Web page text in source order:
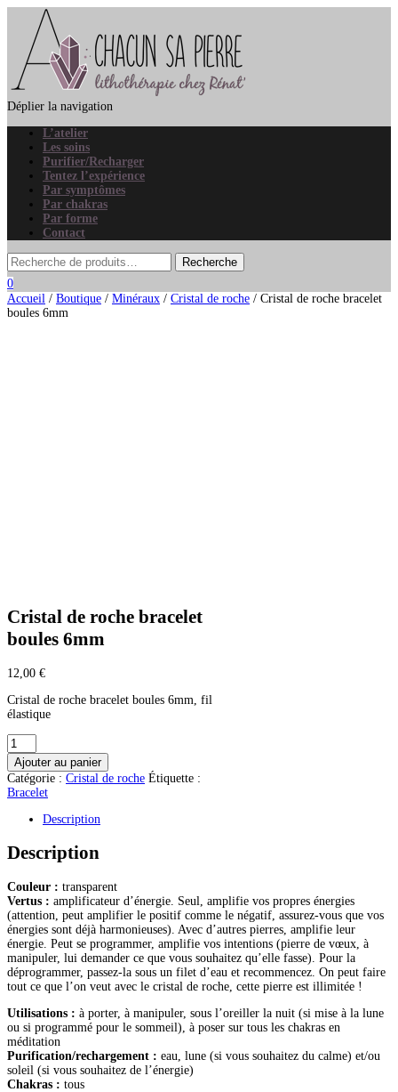
Déplier la navigation
L’atelier
Les soins
Purifier/Recharger
Tentez l’expérience
Par symptômes
Par chakras
Par forme
Contact
0
Accueil / Boutique / Minéraux / Cristal de roche / Cristal de roche bracelet
boules 6mm
Cristal de roche bracelet
boules 6mm
12,00 €
Cristal de roche bracelet boules 6mm, fil
élastique
quantité
de
Cristal
de
roche
boules
Ajouter au panier
Catégorie : Cristal de roche Étiquette :
Bracelet
Description
Description
Couleur : transparent
Vertus : amplificateur d’énergie. Seul, amplifie vos propres énergies
(attention, peut amplifier le positif comme le négatif, assurez-vous que vos
énergies sont déjà harmonieuses). Avec d’autres pierres, amplifie leur
énergie. Peut se programmer, amplifie vos intentions (pierre de vœux, à
manipuler, lui demander ce que vous souhaitez qu’elle fasse). Pour la
déprogrammer, passez-la sous un filet d’eau et recommencez. On peut faire
tout ce que l’on veut avec le cristal de roche, cette pierre est illimitée !
Utilisations : à porter, à manipuler, sous l’oreiller la nuit (si mise à la lune
ou si programmé pour le sommeil), à poser sur tous les chakras en
méditation
Purification/rechargement : eau, lune (si vous souhaitez du calme) et/ou
soleil (si vous souhaitez de l’énergie)
Chakras : tous